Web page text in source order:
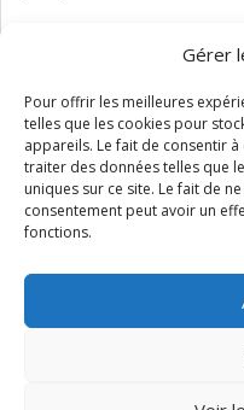
Gérer
Pour offrir les meilleures
telles que les cookies pour
appareils. Le fait de consentir
traiter des données telles que
uniques sur ce site. Le fait de
consentement peut avoir un
fonctions.
Étude d’évaluabilité des
01 Juil 2026
Pénurie du personnel
d’offre de soins pour
Wallonie ?